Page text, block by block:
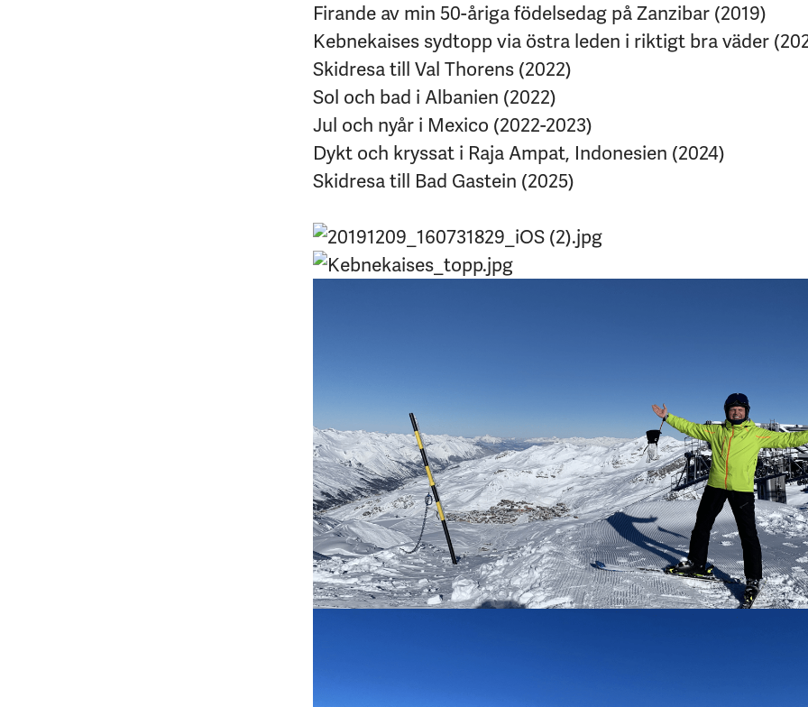
Firande av min 50-åriga födelsedag på Zanzibar (2019)
Kebnekaises sydtopp via östra leden i riktigt bra väder
Skidresa till Val Thorens (2022)
Sol och bad i Albanien (2022)
Jul och nyår i Mexico (2022-2023)
Dykt och kryssat i Raja Ampat, Indonesien (2024)
Skidresa till Bad Gastein (2025)